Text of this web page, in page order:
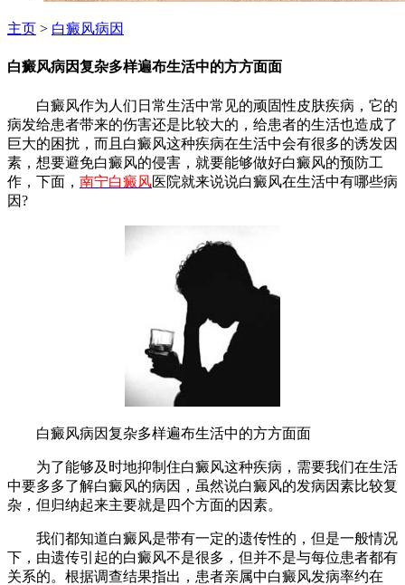
主页 > 白癜风病因
白癜风病因复杂多样遍布生活中的方方面面
白癜风作为人们日常生活中常见的顽固性皮肤疾病，它的
病发给患者带来的伤害还是比较大的，给患者的生活也造成了
巨大的困扰，而且白癜风这种疾病在生活中会有很多的诱发因
素，想要避免白癜风的侵害，就要能够做好白癜风的预防工
作，下面， 南宁白癜风医院就来说说白癜风在生活中有哪些病
因?
白癜风病因复杂多样遍布生活中的方方面面
为了能够及时地抑制住白癜风这种疾病，需要我们在生活
中要多多了解白癜风的病因，虽然说白癜风的发病因素比较复
杂，但归纳起来主要就是四个方面的因素。
我们都知道白癜风是带有一定的遗传性的，但是一般情况
下，由遗传引起的白癜风不是很多，但并不是与每位患者都有
关系的。根据调查结果指出，患者亲属中白癜风发病率约在